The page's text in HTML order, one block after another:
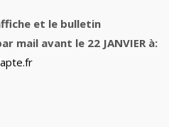
et le bulletin
mail avant le 22 JANVIER à:
fr